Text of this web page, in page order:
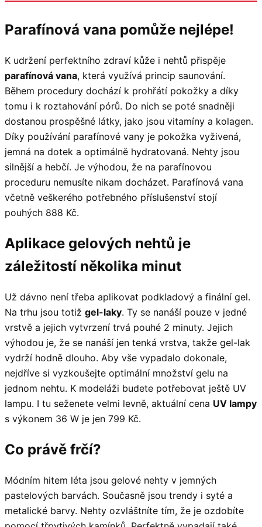
Parafínová vana pomůže nejlépe!
K udržení perfektního zdraví kůže i nehtů přispěje
parafínová vana, která využívá princip saunování.
Během procedury dochází k prohřátí pokožky a díky
tomu i k roztahování pórů. Do nich se poté snadněji
dostanou prospěšné látky, jako jsou vitamíny a kolagen.
Díky používání parafínové vany je pokožka vyživená,
jemná na dotek a optimálně hydratovaná. Nehty jsou
silnější a hebčí. Je výhodou, že na parafínovou
proceduru nemusíte nikam docházet. Parafínová vana
včetně veškerého potřebného příslušenství stojí
pouhých 888 Kč.
Aplikace gelových nehtů je
záležitostí několika minut
Už dávno není třeba aplikovat podkladový a finální gel.
Na trhu jsou totiž gel-laky. Ty se nanáší pouze v jedné
vrstvě a jejich vytvrzení trvá pouhé 2 minuty. Jejich
výhodou je, že se nanáší jen tenká vrstva, takže gel-lak
vydrží hodně dlouho. Aby vše vypadalo dokonale,
nejdříve si vyzkoušejte optimální množství gelu na
jednom nehtu. K modeláži budete potřebovat ještě UV
lampu. I tu seženete velmi levně, aktuální cena UV lampy
s výkonem 36 W je jen 799 Kč.
Co právě frčí?
Módním hitem léta jsou gelové nehty v jemných
pastelových barvách. Současně jsou trendy i syté a
metalické barvy. Nehty ozvláštníte tím, že je ozdobíte